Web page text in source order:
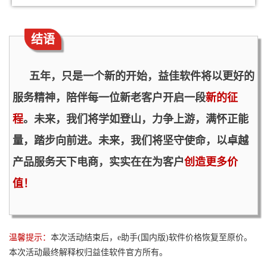
结语
五年，只是一个新的开始，益佳软件将以更好的
服务精神，陪伴每一位新老客户开启一段新的征
程。 未来，我们将学如登山，力争上游，满怀正能
量，踏步向前进。未来，我们将坚守使命，以卓越
产品服务天下电商，实实在在为客户创造更多价
值！
温馨提示： 本次活动结束后，e助手(国内版)软件价格恢复至原价。
本次活动最终解释权归益佳软件官方所有。